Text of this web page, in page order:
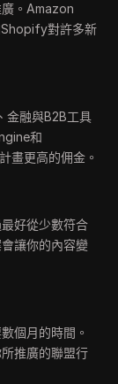
。Amazon
對許多新
金融與B2B工具
和
畫更高的佣金。
好從少數符合
讓你的內容變
個月的時間。
推廣的聯盟行